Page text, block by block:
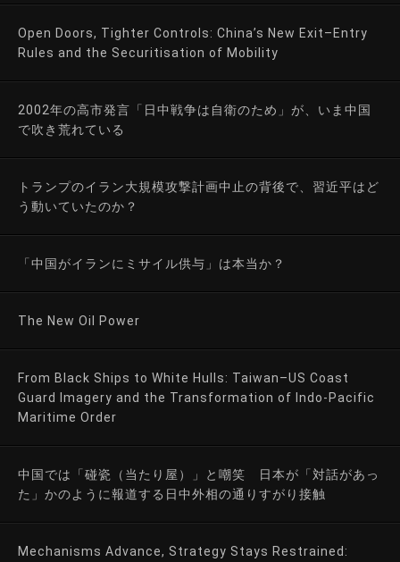
Open Doors, Tighter Controls: China’s New Exit–Entry
Rules and the Securitisation of Mobility
2002年の高市発言「日中戦争は自衛のため」が、いま中国
で吹き荒れている
トランプのイラン大規模攻撃計画中止の背後で、習近平はど
う動いていたのか？
「中国がイランにミサイル供与」は本当か？
The New Oil Power
From Black Ships to White Hulls: Taiwan–US Coast
Guard Imagery and the Transformation of Indo-Pacific
Maritime Order
中国では「碰瓷（当たり屋）」と嘲笑 日本が「対話があっ
た」かのように報道する日中外相の通りすがり接触
Mechanisms Advance, Strategy Stays Restrained: